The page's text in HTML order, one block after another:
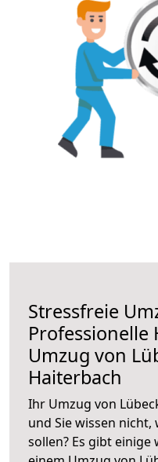
Stressfreie
Umzug von
Haiterbach
Ihr Umzug von
und Sie wissen nicht,
sollen? Es gibt